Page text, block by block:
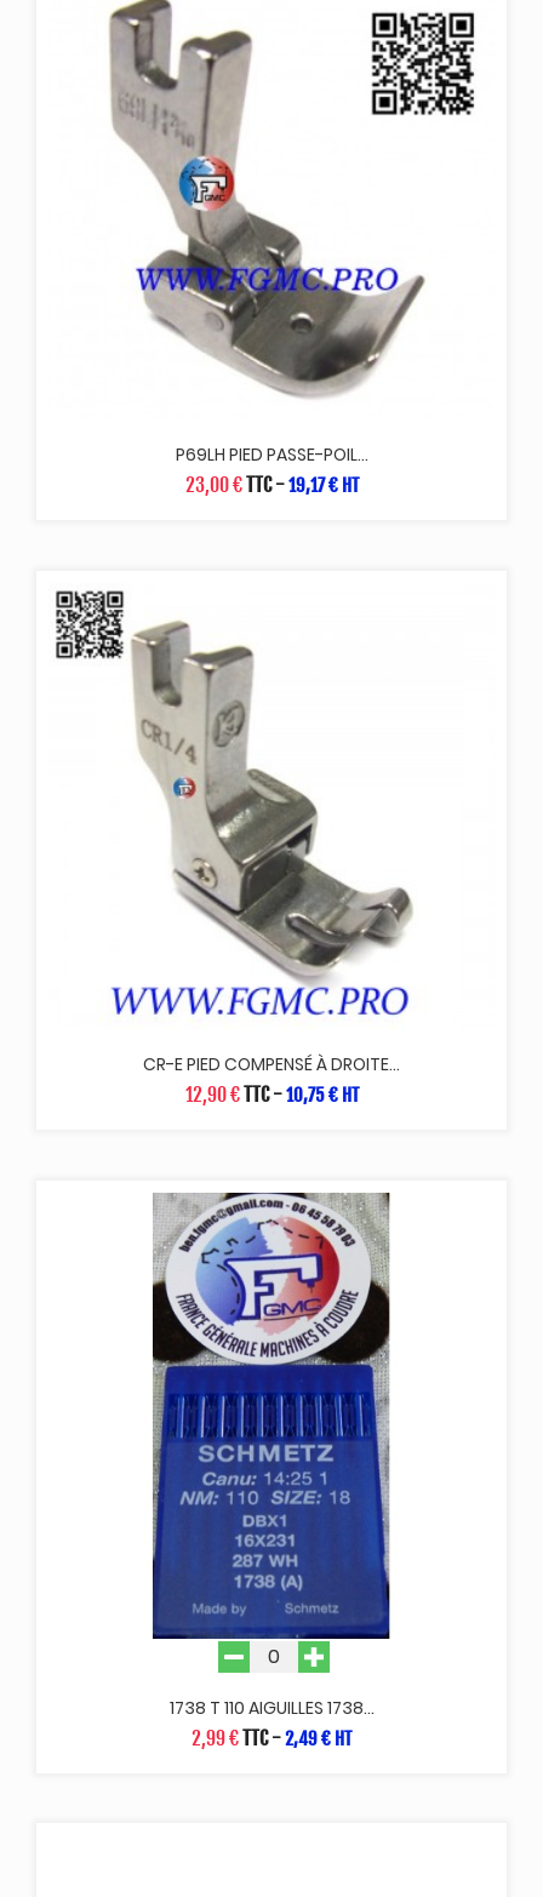
P69LH PIED PASSE-POIL...
23,00 €TTC-19,17 € HT
CR-E PIED COMPENSÉ À DROITE...
12,90 €TTC-10,75 € HT
1738 T 110 AIGUILLES 1738...
2,99 €TTC-2,49 € HT